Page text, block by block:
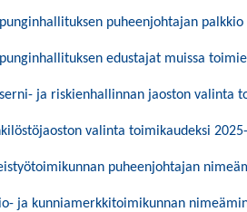
puheenjohtajan palkkio
edustajat muissa
ja riskienhallinnan jaoston valinta
valinta toimikaudeksi
puheenjohtajan
ja kunniamerkkitoimikunnan